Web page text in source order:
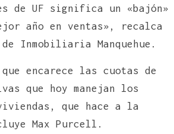
de UF significa un «bajón»
año en ventas», recalca
Inmobiliaria Manquehue.
encarece las cuotas de
que hoy manejan los
que hace a la
Max Purcell.